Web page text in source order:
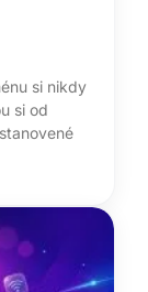
si nikdy
si od